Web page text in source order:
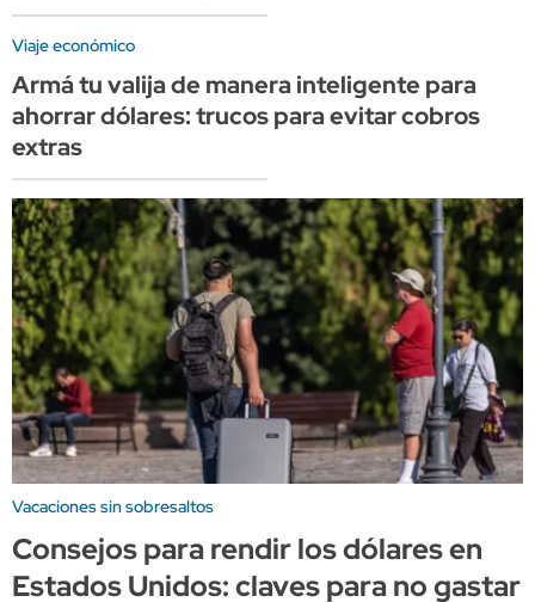
Viaje económico
Armá tu valija de manera inteligente para
ahorrar dólares: trucos para evitar cobros
extras
Vacaciones sin sobresaltos
Consejos para rendir los dólares en
Estados Unidos: claves para no gastar